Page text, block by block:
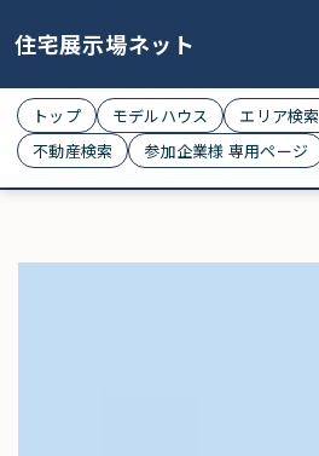
住宅展示場ネット
トップ モデルハウス エリア検索
不動産検索
参加企業様 専用ページ